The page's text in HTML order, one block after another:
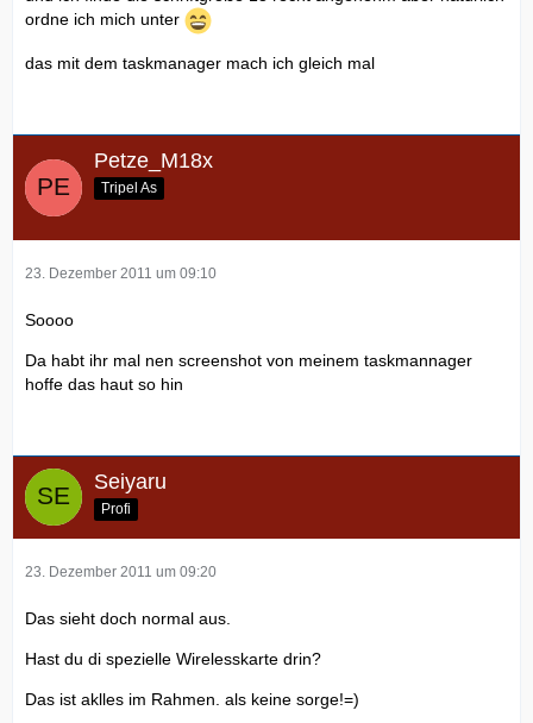
ordne ich mich unter
das mit dem taskmanager mach ich gleich mal
Petze_M18x
Tripel As
23. Dezember 2011 um 09:10
Soooo
Da habt ihr mal nen screenshot von meinem taskmannager
hoffe das haut so hin
Seiyaru
Profi
23. Dezember 2011 um 09:20
Das sieht doch normal aus.
Hast du di spezielle Wirelesskarte drin?
Das ist aklles im Rahmen. als keine sorge!=)